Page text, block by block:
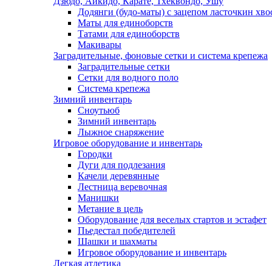
Додянги (будо-маты) с зацепом ласточкин
Маты для единоборств
Татами для единоборств
Макивары
Заградительные, фоновые сетки и система крепежа
Заградительные сетки
Сетки для водного поло
Система крепежа
Зимний инвентарь
Сноутьюб
Зимний инвентарь
Лыжное снаряжение
Игровое оборудование и инвентарь
Городки
Дуги для подлезания
Качели деревянные
Лестница веревочная
Манишки
Метание в цель
Оборудование для веселых стартов и эстафет
Пьедестал победителей
Шашки и шахматы
Игровое оборудование и инвентарь
Легкая атлетика